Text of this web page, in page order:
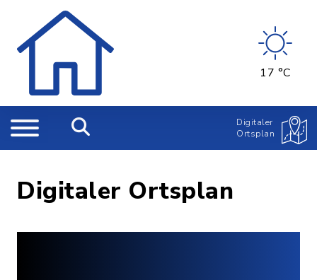
17 °C
Digitaler
Ortsplan
Digitaler Ortsplan